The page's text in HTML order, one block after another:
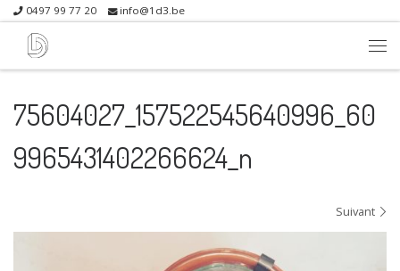
Skip to content
0497 99 77 20 info@1d3.be
75604027_157522545640996_60
9965431402266624_n
Suivant